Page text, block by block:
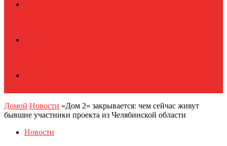
Домой Новости «Дом 2» закрывается: чем сейчас живут
бывшие участники проекта из Челябинской области
Новости